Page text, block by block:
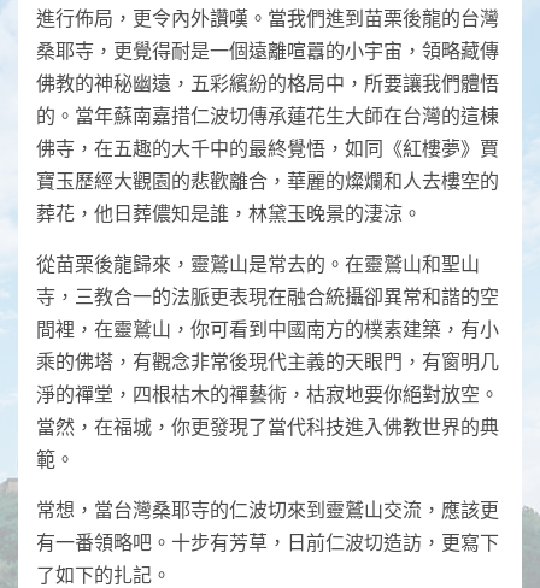
進行佈局，更令內外讚嘆。當我們進到苗栗後龍的台灣
桑耶寺，更覺得耐是一個遠離喧囂的小宇宙，領略藏傳
佛教的神秘幽遠，五彩繽紛的格局中，所要讓我們體悟
的。當年蘇南嘉措仁波切傳承蓮花生大師在台灣的這棟
佛寺，在五趣的大千中的最終覺悟，如同《紅樓夢》賈
寶玉歷經大觀園的悲歡離合，華麗的燦爛和人去樓空的
葬花，他日葬儂知是誰，林黛玉晚景的淒涼。
從苗栗後龍歸來，靈鷲山是常去的。在靈鷲山和聖山
寺，三教合一的法脈更表現在融合統攝卻異常和諧的空
間裡，在靈鷲山，你可看到中國南方的樸素建築，有小
乘的佛塔，有觀念非常後現代主義的天眼門，有窗明几
淨的禪堂，四根枯木的禪藝術，枯寂地要你絕對放空。
當然，在福城，你更發現了當代科技進入佛教世界的典
範。
常想，當台灣桑耶寺的仁波切來到靈鷲山交流，應該更
有一番領略吧。十步有芳草，日前仁波切造訪，更寫下
了如下的扎記。